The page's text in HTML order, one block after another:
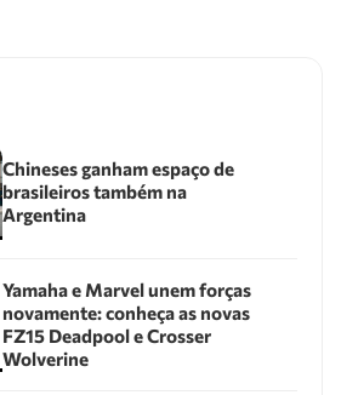
Chineses ganham espaço de
brasileiros também na
Argentina
Yamaha e Marvel unem forças
novamente: conheça as novas
FZ15 Deadpool e Crosser
Wolverine